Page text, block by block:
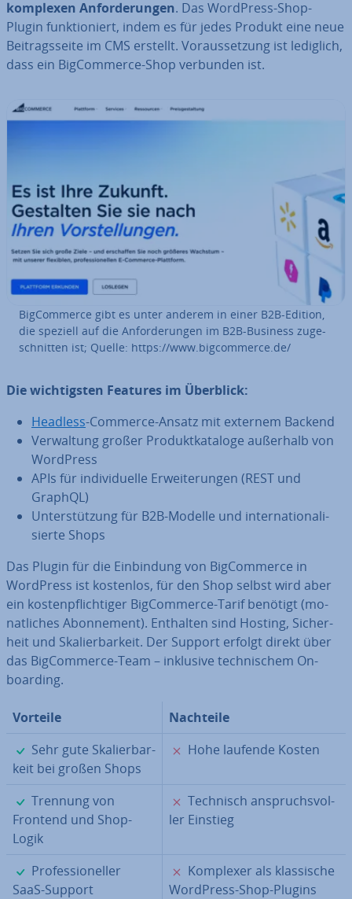
komplexen An­for­de­run­gen. Das WordPress-Shop-
Plugin funk­tio­niert, indem es für jedes Produkt eine neue
Bei­trags­sei­te im CMS erstellt. Vor­aus­set­zung ist lediglich,
dass ein Big­Com­mer­ce-Shop verbunden ist.
Big­Com­mer­ce gibt es unter anderem in einer B2B-Edition,
die speziell auf die An­for­de­run­gen im B2B-Business zu­ge­
schnit­ten ist; Quelle: https://www.big­com­mer­ce.de/
Die wich­tigs­ten Features im Überblick:
Headless-Commerce-Ansatz mit externem Backend
Ver­wal­tung großer Pro­dukt­ka­ta­lo­ge außerhalb von
WordPress
APIs für in­di­vi­du­el­le Er­wei­te­run­gen (REST und
GraphQL)
Un­ter­stüt­zung für B2B-Modelle und in­ter­na­tio­na­li­
sier­te Shops
Das Plugin für die Ein­bin­dung von Big­Com­mer­ce in
WordPress ist kostenlos, für den Shop selbst wird aber
ein kos­ten­pflich­ti­ger Big­Com­mer­ce-Tarif benötigt (mo­
nat­li­ches Abon­ne­ment). Enthalten sind Hosting, Si­cher­
heit und Ska­lier­bar­keit. Der Support erfolgt direkt über
das Big­Com­mer­ce-Team – inklusive tech­ni­schem On­
boar­ding.
Vorteile
Nachteile
✓
Sehr gute Ska­lier­bar­
keit bei großen Shops
✗
Hohe laufende Kosten
✓
Trennung von
Frontend und Shop-
Logik
✗
Technisch an­spruchs­vol­
ler Einstieg
✓
Pro­fes­sio­nel­ler
SaaS-Support
✗
Komplexer als klas­si­sche
WordPress-Shop-Plugins